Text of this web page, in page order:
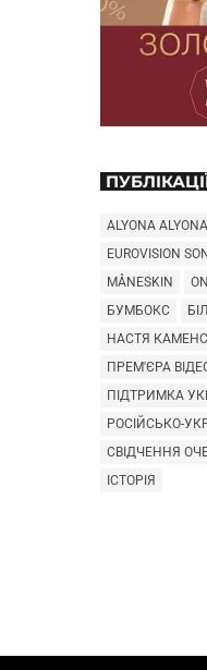
ALYONA ALYONA
EUROVISION
MÅNESKIN
БУМБОКС
НАСТЯ
ПРЕМ'ЄРА
ПІДТРИМКА
РОСІЙСЬКО-
СВІДЧЕННЯ
ІСТОРІЯ